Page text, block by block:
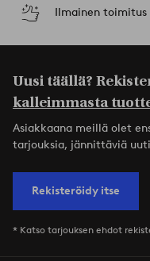
Ilmainen toimitus
Uusi täällä?
kalleimmasta
Asiakkaana meillä olet
tarjouksia, jännittäviä
Rekisteröidy itse
* Katso tarjouksen ehdot